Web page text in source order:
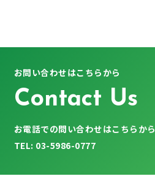
お問い合わせはこちらから
Contact Us
お電話での問い合わせはこちらから
TEL: 03-5986-0777